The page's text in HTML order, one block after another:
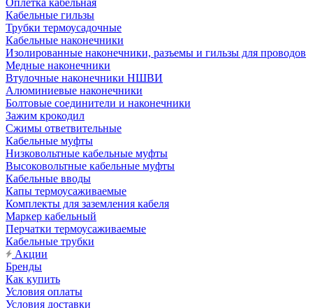
Оплетка кабельная
Кабельные гильзы
Трубки термоусадочные
Кабельные наконечники
Изолированные наконечники, разъемы и гильзы для проводов
Медные наконечники
Втулочные наконечники НШВИ
Алюминиевые наконечники
Болтовые соединители и наконечники
Зажим крокодил
Сжимы ответвительные
Кабельные муфты
Низковольтные кабельные муфты
Высоковольтные кабельные муфты
Кабельные вводы
Капы термоусаживаемые
Комплекты для заземления кабеля
Маркер кабельный
Перчатки термоусаживаемые
Кабельные трубки
Акции
Бренды
Как купить
Условия оплаты
Условия доставки